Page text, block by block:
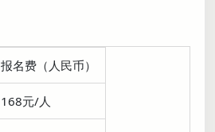
报名费（人民币）
168元/人